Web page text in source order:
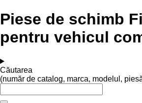
Piese de schimb
pentru vehicul
Căutarea
(număr de catalog, marca, modelul,